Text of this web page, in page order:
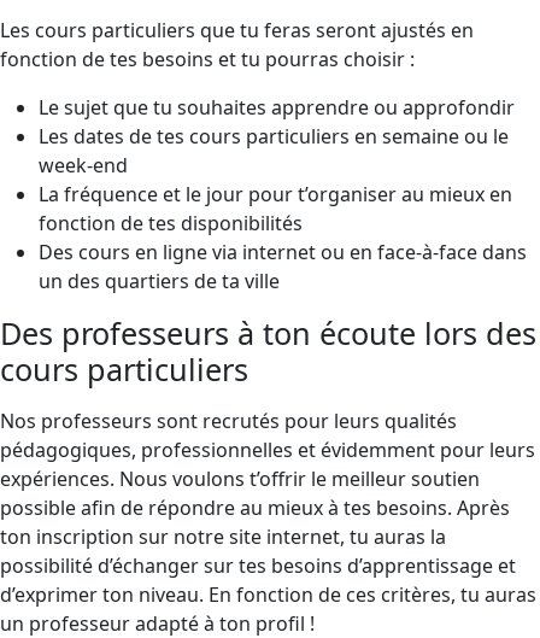
Les cours particuliers que tu feras seront ajustés en
fonction de tes besoins et tu pourras choisir :
Le sujet que tu souhaites apprendre ou approfondir
Les dates de tes cours particuliers en semaine ou le
week-end
La fréquence et le jour pour t’organiser au mieux en
fonction de tes disponibilités
Des cours en ligne via internet ou en face-à-face dans
un des quartiers de ta ville
Des professeurs à ton écoute lors des
cours particuliers
Nos professeurs sont recrutés pour leurs qualités
pédagogiques, professionnelles et évidemment pour leurs
expériences. Nous voulons t’offrir le meilleur soutien
possible afin de répondre au mieux à tes besoins. Après
ton inscription sur notre site internet, tu auras la
possibilité d’échanger sur tes besoins d’apprentissage et
d’exprimer ton niveau. En fonction de ces critères, tu auras
un professeur adapté à ton profil !